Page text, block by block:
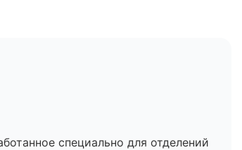
специально для отделений